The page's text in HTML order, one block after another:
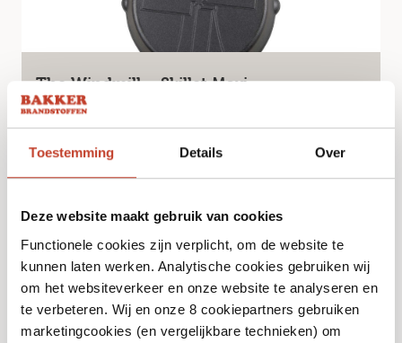
Toestemming Details Over
Deze website maakt gebruik van cookies
Functionele cookies zijn verplicht, om de website te
kunnen laten werken. Analytische cookies gebruiken wij
om het websiteverkeer en onze website te analyseren en
te verbeteren. Wij en onze 8 cookiepartners gebruiken
marketingcookies (en vergelijkbare technieken) om
The Windmill – Skillet Maxi
€39,95